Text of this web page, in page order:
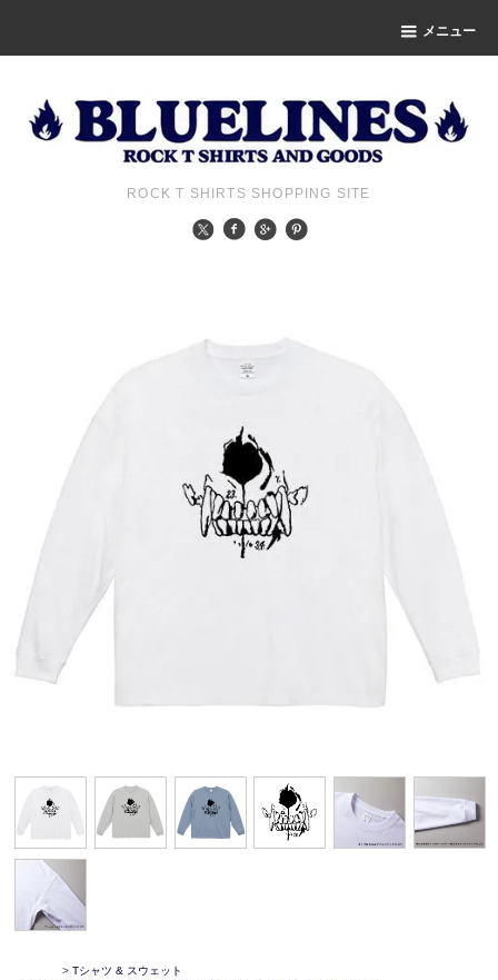
メニュー
ROCK T SHIRTS SHOPPING SITE
> Tシャツ & スウェット